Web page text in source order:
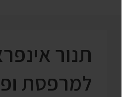
תנור
למרפסת